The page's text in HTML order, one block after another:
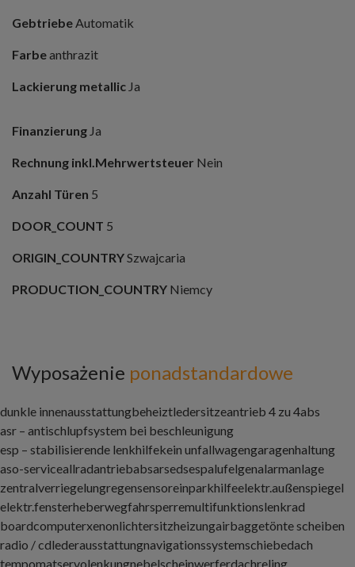
GebtriebeAutomatik
Farbeanthrazit
Lackierung metallic Ja
Finanzierung Ja
Rechnung inkl.Mehrwertsteuer Nein
Anzahl Türen 5
DOOR_COUNT 5
ORIGIN_COUNTRYSzwajcaria
PRODUCTION_COUNTRY Niemcy
Wyposażenie ponadstandardowe
dunkle innenausstattungbeheiztledersitzeantrieb 4 zu 4abs
asr – antischlupfsystem bei beschleunigung
esp – stabilisierende lenkhilfekein unfallwagengaragenhaltung
aso-serviceallradantriebabsarsedsespalufelgenalarmanlage
zentralverriegelungregensensoreinparkhilfeelektr.außenspiegel
elektr.fensterheberwegfahrsperremultifunktionslenkrad
boardcomputerxenonlichtersitzheizungairbaggetönte scheiben
radio / cdlederausstattungnavigationssystemschiebedach
tempomatservolenkungnebelscheinwerferdachreling